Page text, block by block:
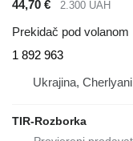
44,70 € 2.300 UAH
Prekidač pod volanom
1 892 963
Ukrajina, Cherlyani
TIR-Rozborka